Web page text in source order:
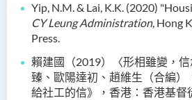
Yip, N.M. & Lai, K.K. (2020)
CY Leung Administration, Hong
Press.
賴建國（2019）〈形相雖變，
臻、歐陽達初、趙維生（合編）
給社工的信》，香港：香港基督